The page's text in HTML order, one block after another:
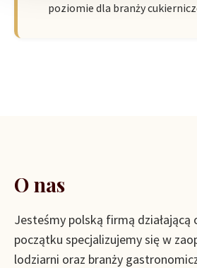
poziomie dla branży
O nas
Jesteśmy polską firmą działającą
początku specjalizujemy się w
lodziarni oraz branży